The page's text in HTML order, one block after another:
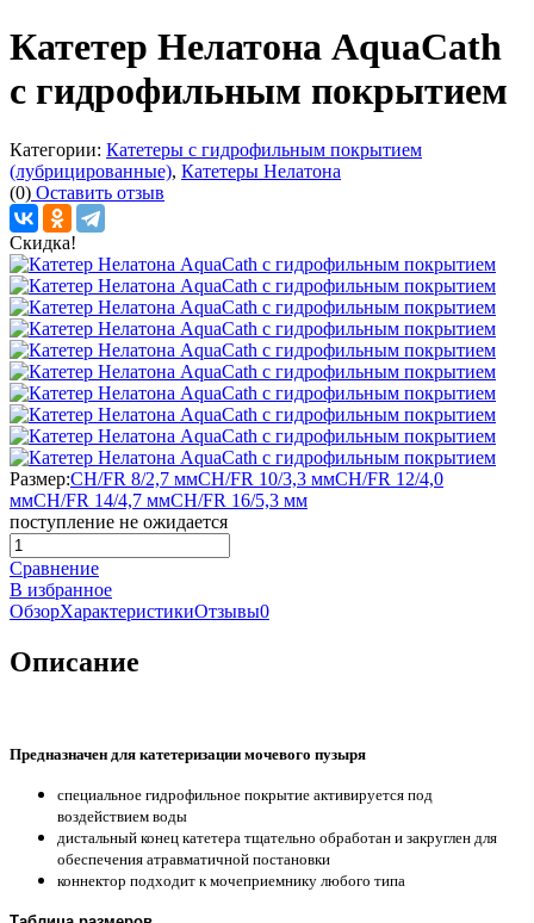
Катетер Нелатона AquaCath
с гидрофильным покрытием
Категории: Катетеры с гидрофильным покрытием
(лубрицированные), Катетеры Нелатона
(0) Оставить отзыв
Скидка!
Размер:CH/FR 8/2,7 ммCH/FR 10/3,3 ммCH/FR 12/4,0
ммCH/FR 14/4,7 ммCH/FR 16/5,3 мм
поступление не ожидается
Сравнение
В избранное
ОбзорХарактеристикиОтзывы0
Описание
Предназначен для катетеризации мочевого пузыря
специальное гидрофильное покрытие активируется под
воздействием воды
дистальный конец катетера тщательно обработан и закруглен для
обеспечения атравматичной постановки
коннектор подходит к мочеприемнику любого типа